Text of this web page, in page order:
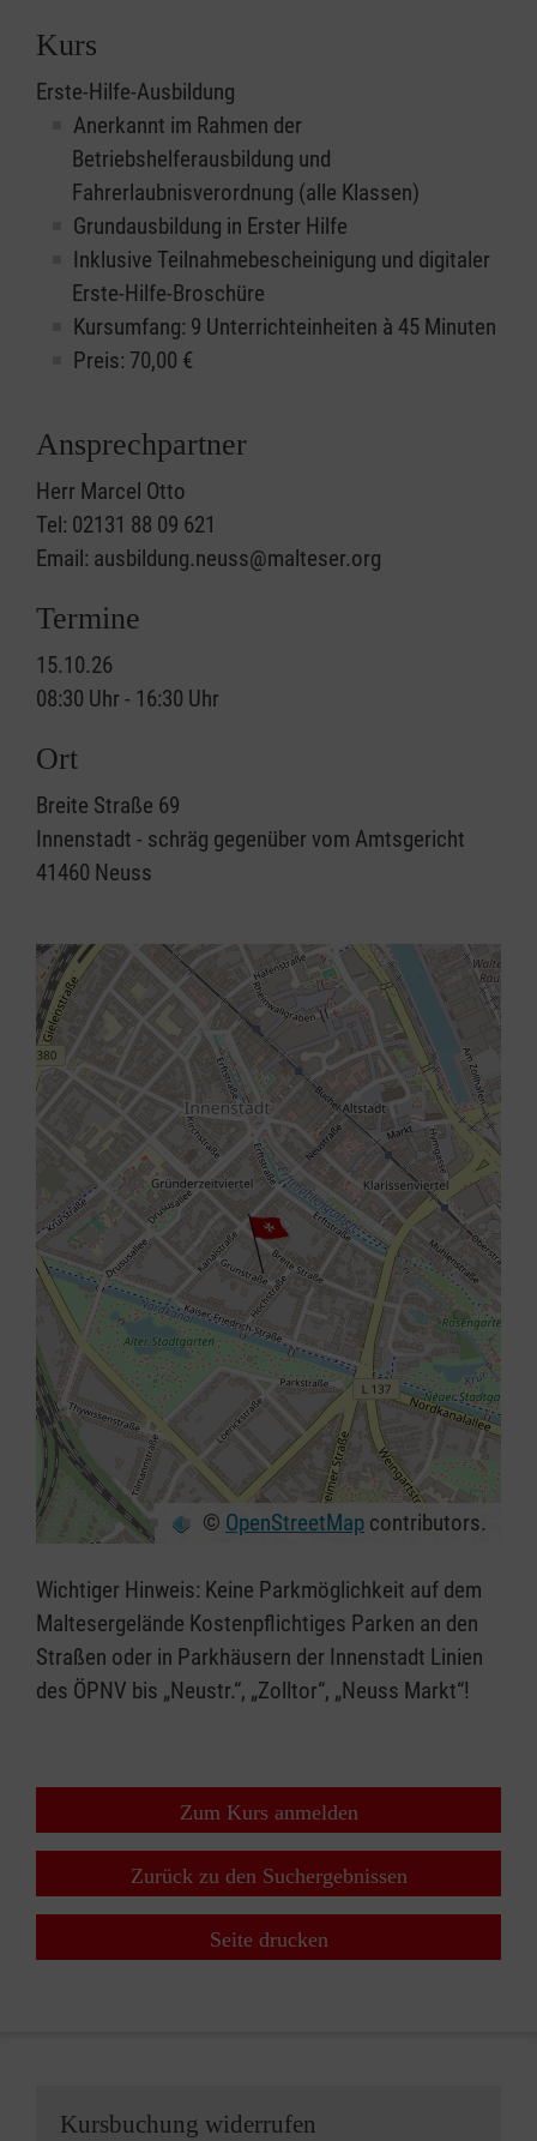
Kurs
Erste-Hilfe-Ausbildung
Anerkannt im Rahmen der
Betriebshelferausbildung und
Fahrerlaubnisverordnung (alle Klassen)
Grundausbildung in Erster Hilfe
Inklusive Teilnahmebescheinigung und digitaler
Erste-Hilfe-Broschüre
Kursumfang: 9 Unterrichteinheiten à 45 Minuten
Preis: 70,00 €
Ansprechpartner
Herr Marcel Otto
Tel: 02131 88 09 621
Email: ausbildung.neuss@malteser.org
Termine
15.10.26
08:30 Uhr - 16:30 Uhr
Ort
Breite Straße 69
Innenstadt - schräg gegenüber vom Amtsgericht
41460 Neuss
⇧
© OpenStreetMap contributors.
Wichtiger Hinweis: Keine Parkmöglichkeit auf dem
Maltesergelände Kostenpflichtiges Parken an den
Straßen oder in Parkhäusern der Innenstadt Linien
des ÖPNV bis „Neustr.“, „Zolltor“, „Neuss Markt“!
Zum Kurs anmelden
Zurück zu den Suchergebnissen
Seite drucken
Kursbuchung widerrufen